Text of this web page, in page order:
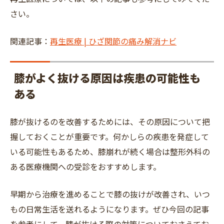
さい。
関連記事： 再生医療 | ひざ関節の痛み解消ナビ
膝がよく抜ける原因は疾患の可能性も
ある
膝が抜けるのを改善するためには、その原因について把
握しておくことが重要です。何かしらの疾患を発症して
いる可能性もあるため、膝崩れが続く場合は整形外科の
ある医療機関への受診をおすすめします。
早期から治療を進めることで膝の抜けが改善され、いつ
もの日常生活を送れるようになります。ぜひ今回の記事